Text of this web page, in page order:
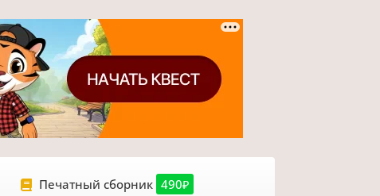
Печатный сборник 490₽